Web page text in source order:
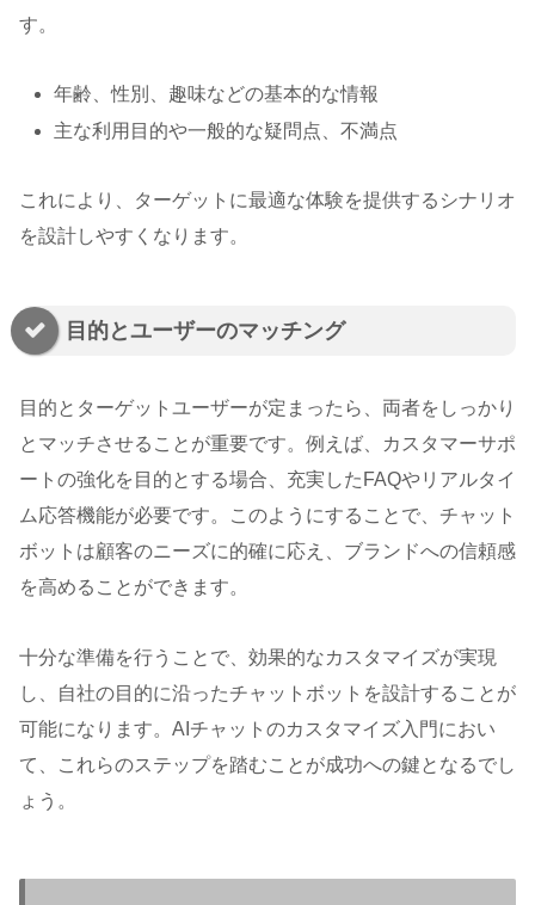
す。
年齢、性別、趣味などの基本的な情報
主な利用目的や一般的な疑問点、不満点
これにより、ターゲットに最適な体験を提供するシナリオ
を設計しやすくなります。
目的とユーザーのマッチング
目的とターゲットユーザーが定まったら、両者をしっかり
とマッチさせることが重要です。例えば、カスタマーサポ
ートの強化を目的とする場合、充実したFAQやリアルタイ
ム応答機能が必要です。このようにすることで、チャット
ボットは顧客のニーズに的確に応え、ブランドへの信頼感
を高めることができます。
十分な準備を行うことで、効果的なカスタマイズが実現
し、自社の目的に沿ったチャットボットを設計することが
可能になります。AIチャットのカスタマイズ入門におい
て、これらのステップを踏むことが成功への鍵となるでし
ょう。